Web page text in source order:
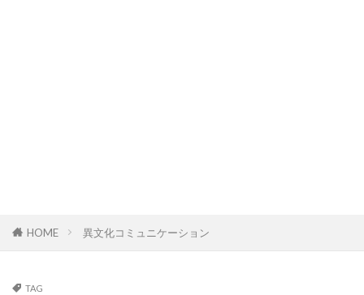
HOME 異文化コミュニケーション
TAG